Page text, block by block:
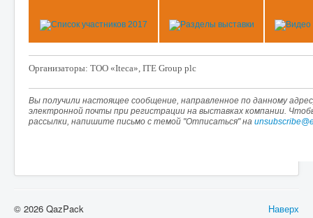
Организаторы: ТОО «Iteca», ITE Group plc
Вы получили настоящее сообщение, направленное по данному
электронной почты при регистрации на выставках компании.
рассылки, напишите письмо с темой "Отписаться" на
Наверх
© 2026 QazPack